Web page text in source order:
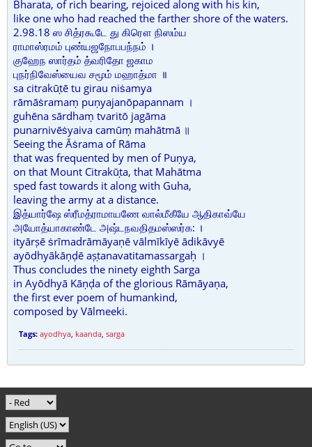
Bharata, of rich bearing, rejoiced along with his kin,
like one who had reached the farther shore of the waters.
2.98.18 ஸ சித்ரகூடே து கிரௌ நிஸம்ய
ராமாஸ்ரமம் புண்யஜநோபபந்நம் ।
குஹேந ஸார்தம் த்வரிதோ ஜகாம
புநர்நிவேஸ்யைவ சமூம் மஹாத்மா ॥
sa citrakūṭē tu girau niṡamya
rāmāṡramaṃ puṇyajanōpapannam ।
guhēna sārdhaṃ tvaritō jagāma
punarnivēṡyaiva camūṃ mahātmā ॥
Seeing the Āṡrama of Rāma
that was frequented by men of Puṇya,
on that Mount Citrakūṭa, that Mahātma
sped fast towards it along with Guha,
leaving the army at a distance.
இத்யார்ஷே ஸ்ரீமத்ராமாயணே வால்மீகீயே ஆதிகாவ்யே
அயோத்யாகாண்டே அஷ்டநவதிதமஸ்ஸர்க: ।
ityārṣē ṡrīmadrāmāyaṇē vālmīkīyē ādikāvyē
ayōdhyākāṇḍē aṣṭanavatitamassargaḥ ।
Thus concludes the ninety eighth Sarga
in Ayōdhyā Kāṇḍa of the glorious Rāmāyaṇa,
the first ever poem of humankind,
composed by Vālmeeki.
Tags: ayodhya, kaanda, sarga